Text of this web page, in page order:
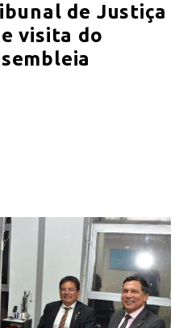
de Justiça
visita do